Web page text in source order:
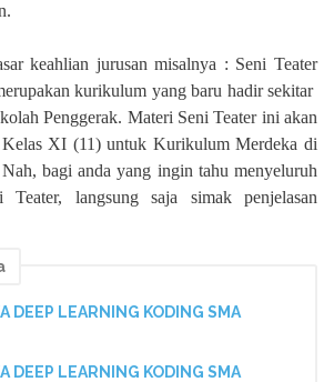
keahlian jurusan misalnya : Seni Teater
kurikulum yang baru hadir sekitar
Penggerak. Materi Seni Teater ini akan
Kelas XI (11) untuk Kurikulum Merdeka di
Nah, bagi anda yang ingin tahu menyeluruh
Teater, langsung saja simak penjelasan
DEEP LEARNING KODING SMA
DEEP LEARNING KODING SMA